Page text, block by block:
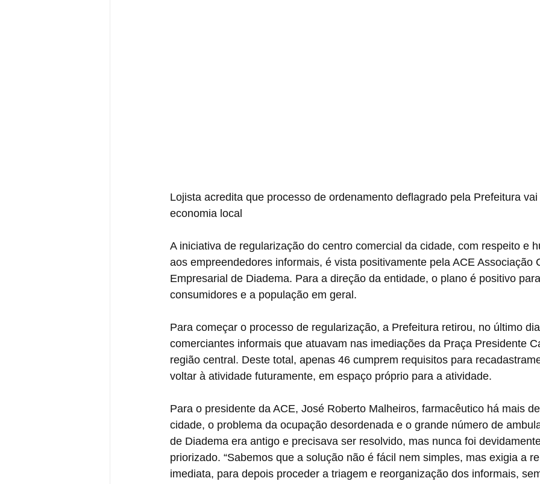
Lojista acredita que processo de ordenamento deflagrado pela Prefeitura
economia local
A iniciativa de regularização do centro comercial da cidade, com respeito e
aos empreendedores informais, é vista positivamente pela ACE Associação
Empresarial de Diadema. Para a direção da entidade, o plano é positivo
consumidores e a população em geral.
Para começar o processo de regularização, a Prefeitura retirou, no último
comerciantes informais que atuavam nas imediações da Praça Presidente
região central. Deste total, apenas 46 cumprem requisitos para
voltar à atividade futuramente, em espaço próprio para a atividade.
Para o presidente da ACE, José Roberto Malheiros, farmacêutico há mais
cidade, o problema da ocupação desordenada e o grande número de
de Diadema era antigo e precisava ser resolvido, mas nunca foi
priorizado. “Sabemos que a solução não é fácil nem simples, mas exigia a
imediata, para depois proceder a triagem e reorganização dos informais,